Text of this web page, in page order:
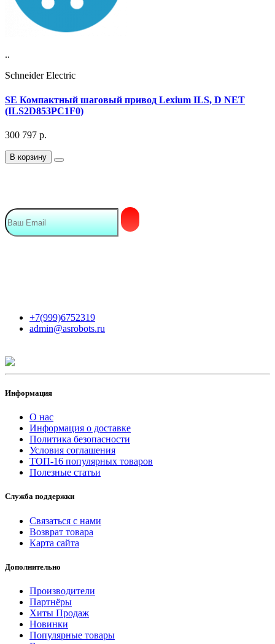
..
Schneider Electric
SE Компактный шаговый привод Lexium ILS, D NET
(ILS2D853PC1F0)
300 797 р.
В корзину
+7(999)6752319
admin@asrobots.ru
Информация
О нас
Информация о доставке
Политика безопасности
Условия соглашения
ТОП-16 популярных товаров
Полезные статьи
Служба поддержки
Связаться с нами
Возврат товара
Карта сайта
Дополнительно
Производители
Партнёры
Хиты Продаж
Новинки
Популярные товары